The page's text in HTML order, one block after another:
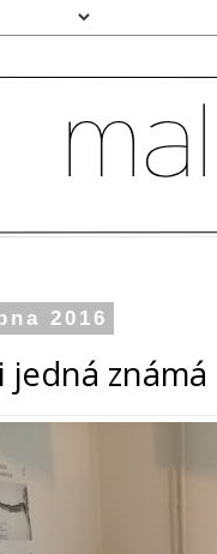
2016
jedná známá